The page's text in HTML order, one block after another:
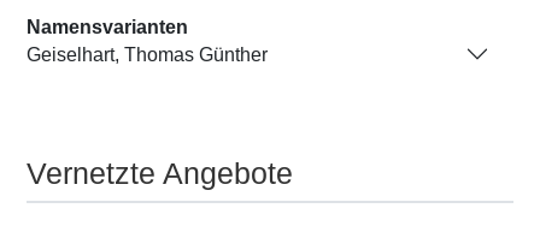
Namensvarianten
Geiselhart, Thomas Günther
Vernetzte Angebote